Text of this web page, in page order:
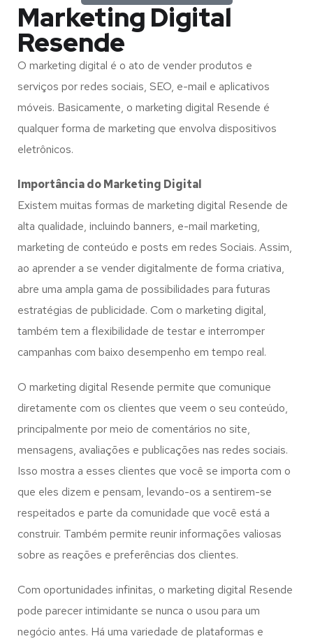
Marketing Digital
Resende
O marketing digital é o ato de vender produtos e
serviços por redes sociais, SEO, e-mail e aplicativos
móveis. Basicamente, o marketing digital Resende é
qualquer forma de marketing que envolva dispositivos
eletrônicos.
Importância do Marketing Digital
Existem muitas formas de marketing digital Resende de
alta qualidade, incluindo banners, e-mail marketing,
marketing de conteúdo e posts em redes Sociais. Assim,
ao aprender a se vender digitalmente de forma criativa,
abre uma ampla gama de possibilidades para futuras
estratégias de publicidade. Com o marketing digital,
também tem a flexibilidade de testar e interromper
campanhas com baixo desempenho em tempo real.
O marketing digital Resende permite que comunique
diretamente com os clientes que veem o seu conteúdo,
principalmente por meio de comentários no site,
mensagens, avaliações e publicações nas redes sociais.
Isso mostra a esses clientes que você se importa com o
que eles dizem e pensam, levando-os a sentirem-se
respeitados e parte da comunidade que você está a
construir. Também permite reunir informações valiosas
sobre as reações e preferências dos clientes.
Com oportunidades infinitas, o marketing digital Resende
pode parecer intimidante se nunca o usou para um
negócio antes. Há uma variedade de plataformas e